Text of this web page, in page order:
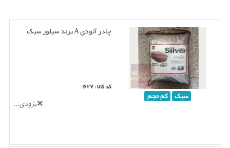
سبک کم حجم
چادر آئودی A برند سیلور سبک
کد کالا : ۱۶۲۷
بزودی...